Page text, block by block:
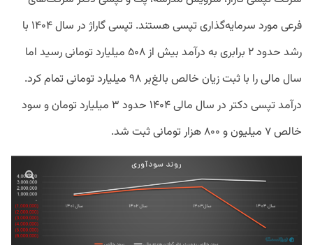
فرعی مورد سرمایه‌گذاری تپسی هستند. تپسی گاراژ در سال ۱۴۰۴ با
رشد حدود ۲ برابری به درآمد بیش از ۵۰۸ میلیارد تومانی رسید اما
سال مالی را با ثبت زیان خالص بالغ‌بر ۹۸ میلیارد تومانی تمام کرد.
درآمد تپسی دکتر در سال مالی ۱۴۰۴ حدود ۳ میلیارد تومان و سود
خالص ۷ میلیون و ۸۰۰ هزار تومانی ثبت شد.